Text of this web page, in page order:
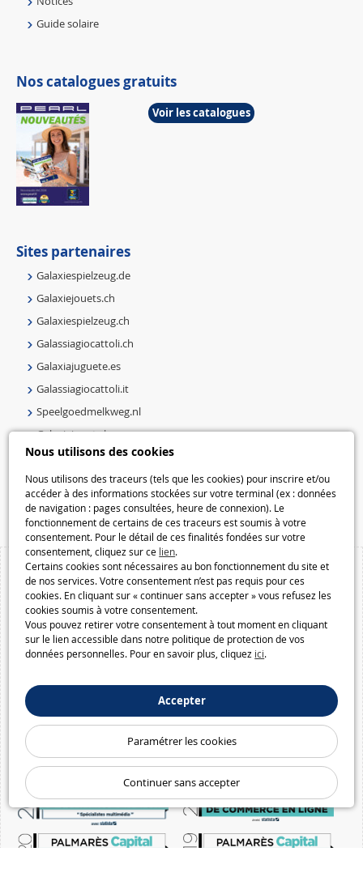
Nous utilisons des cookies
Nous utilisons des traceurs (tels que les cookies) pour inscrire et/ou
accéder à des informations stockées sur votre terminal (ex : données
de navigation : pages consultées, heure de connexion). Le
fonctionnement de certains de ces traceurs est soumis à votre
consentement. Pour le détail de ces finalités fondées sur votre
consentement, cliquez sur ce lien.
Certains cookies sont nécessaires au bon fonctionnement du site et
de nos services. Votre consentement n’est pas requis pour ces
cookies. En cliquant sur « continuer sans accepter » vous refusez les
cookies soumis à votre consentement.
Vous pouvez retirer votre consentement à tout moment en cliquant
sur le lien accessible dans notre politique de protection de vos
données personnelles. Pour en savoir plus, cliquez ici.
Accepter
Paramétrer les cookies
Continuer sans accepter
Guide solaire
Nos catalogues gratuits
Voir les catalogues
Sites partenaires
Galaxiespielzeug.de
Galaxiejouets.ch
Galaxiespielzeug.ch
Galassiagiocattoli.ch
Galaxiajuguete.es
Galassiagiocattoli.it
Speelgoedmelkweg.nl
Galaxiejouets.be
Galaxiespielzeug.be
Speelgoedmelkweg.be
Macway.com